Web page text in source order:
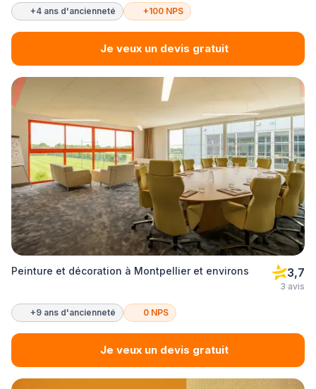
+4 ans d'ancienneté +100 NPS
Je veux un devis gratuit
Peinture et décoration à Montpellier et environs 3,7
3 avis
+9 ans d'ancienneté 0 NPS
Je veux un devis gratuit